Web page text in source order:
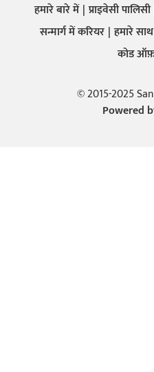
हमारे बारे में प्राइवेसी पालिसी
सन्मार्ग में करियर हमारे
कोड
© 2015-2025
Powered